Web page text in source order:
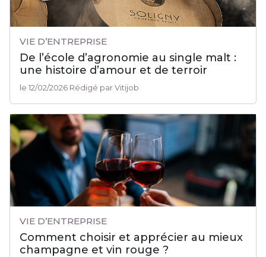
VIE D’ENTREPRISE
De l’école d’agronomie au single malt :
une histoire d’amour et de terroir
le 12/02/2026 Rédigé par Vitijob
VIE D’ENTREPRISE
Comment choisir et apprécier au mieux
champagne et vin rouge ?